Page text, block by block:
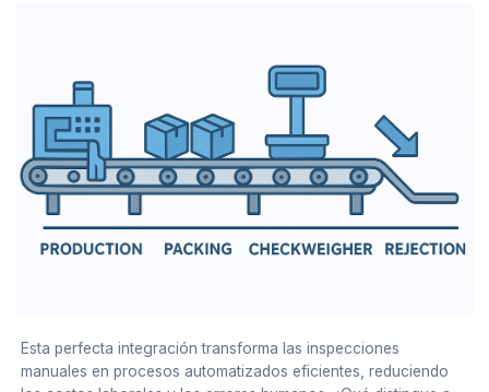
Esta perfecta integración transforma las inspecciones
manuales en procesos automatizados eficientes, reduciendo